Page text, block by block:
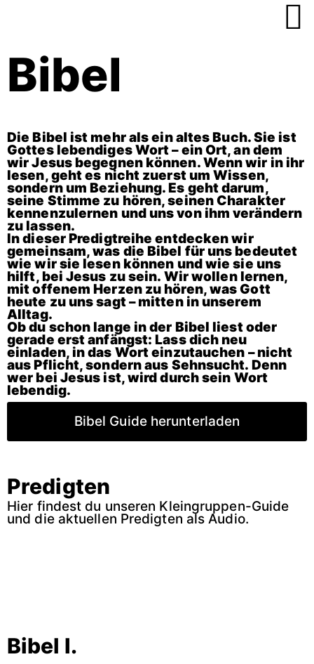
Bibel
Die Bibel ist mehr als ein altes Buch. Sie ist
Gottes lebendiges Wort – ein Ort, an dem
wir Jesus begegnen können. Wenn wir in ihr
lesen, geht es nicht zuerst um Wissen,
sondern um Beziehung. Es geht darum,
seine Stimme zu hören, seinen Charakter
kennenzulernen und uns von ihm verändern
zu lassen.
In dieser Predigtreihe entdecken wir
gemeinsam, was die Bibel für uns bedeutet
wie wir sie lesen können und wie sie uns
hilft, bei Jesus zu sein. Wir wollen lernen,
mit offenem Herzen zu hören, was Gott
heute zu uns sagt – mitten in unserem
Alltag.
Ob du schon lange in der Bibel liest oder
gerade erst anfängst: Lass dich neu
einladen, in das Wort einzutauchen – nicht
aus Pflicht, sondern aus Sehnsucht. Denn
wer bei Jesus ist, wird durch sein Wort
lebendig.
Bibel Guide herunterladen
Predigten
Hier findest du unseren Kleingruppen-Guide
und die aktuellen Predigten als Audio.
Bibel I.